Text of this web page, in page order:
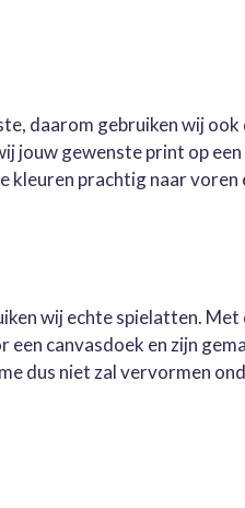
daarom gebruiken wij
jouw gewenste print op
prachtig naar voren
wij echte spielatten.
een canvasdoek en zijn
dus niet zal vervormen